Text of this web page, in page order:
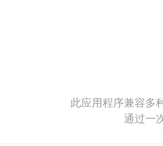
此应用程序兼容多
通过一